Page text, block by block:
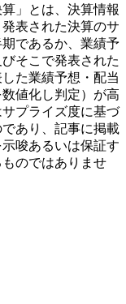
」とは、決算情報
表された決算のサ
であるか、業績予
そこで発表された
た業績予想・配当
値化し判定）が高
プライズ度に基づ
あり、記事に掲載
唆あるいは保証す
のではありませ